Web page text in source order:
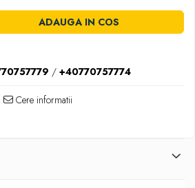
ADAUGA IN COS
/ +40770757774
Cere informatii